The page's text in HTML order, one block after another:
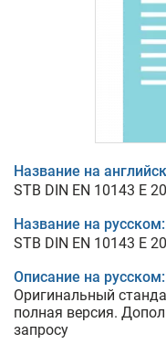
Название на
STB DIN EN 10143 E
Название на русском:
STB DIN EN 10143 E
Описание на русском:
Оригинальный
полная версия.
запросу